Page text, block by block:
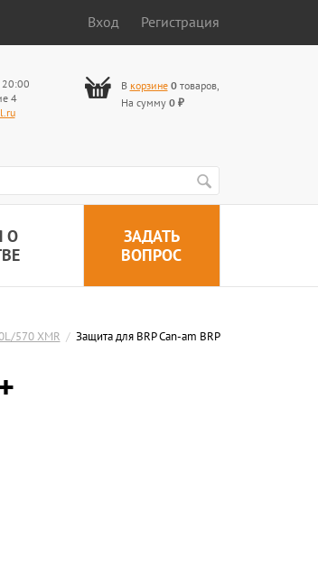
Вход Регистрация
20:00
4
В корзине 0товаров,
На сумму 0 ₽
О
ЗАДАТЬ
ВОПРОС
570 XMR / Защита для BRP Can-am BRP